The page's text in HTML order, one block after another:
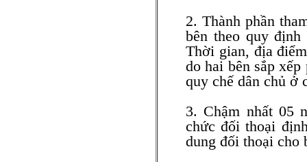
2. Thành phần
bên theo quy
Thời gian, địa
do hai bên sắp
quy chế dân chủ ở
3. Chậm nhất 05
chức đối thoại
dung đối thoại cho